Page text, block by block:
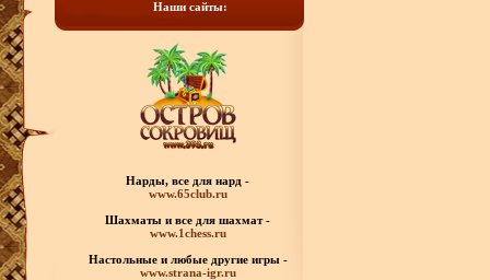
Наши сайты:
Нарды, все для нард -
www.65club.ru
Шахматы и все для шахмат -
www.1chess.ru
Настольные и любые другие игры -
www.strana-igr.ru